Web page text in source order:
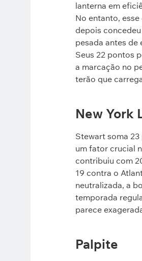
lanterna em
No entanto,
depois
pesada antes de
Seus 22 pontos
a marcação no
terão que
New York
Stewart soma
um fator crucial
contribuiu com
19 contra o
neutralizada, a
temporada
parece
Palpite